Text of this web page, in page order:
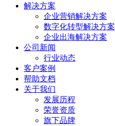
解决方案
企业营销解决方案
数字化转型解决方案
企业出海解决方案
公司新闻
行业动态
客户案例
帮助文档
关于我们
发展历程
荣誉资质
旗下品牌